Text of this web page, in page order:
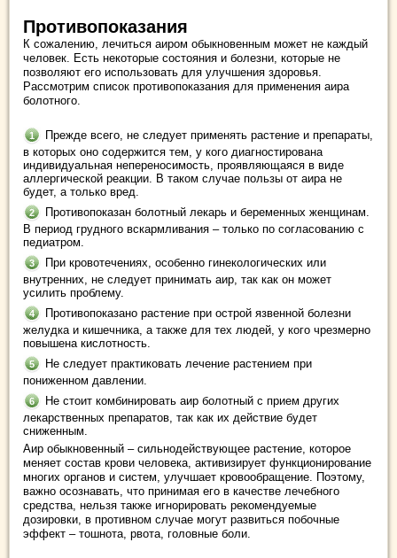
Противопоказания
К сожалению, лечиться аиром обыкновенным может не каждый
человек. Есть некоторые состояния и болезни, которые не
позволяют его использовать для улучшения здоровья.
Рассмотрим список противопоказания для применения аира
болотного.
Прежде всего, не следует применять растение и препараты,
в которых оно содержится тем, у кого диагностирована
индивидуальная непереносимость, проявляющаяся в виде
аллергической реакции. В таком случае пользы от аира не
будет, а только вред.
Противопоказан болотный лекарь и беременных женщинам.
В период грудного вскармливания – только по согласованию с
педиатром.
При кровотечениях, особенно гинекологических или
внутренних, не следует принимать аир, так как он может
усилить проблему.
Противопоказано растение при острой язвенной болезни
желудка и кишечника, а также для тех людей, у кого чрезмерно
повышена кислотность.
Не следует практиковать лечение растением при
пониженном давлении.
Не стоит комбинировать аир болотный с прием других
лекарственных препаратов, так как их действие будет
сниженным.
Аир обыкновенный – сильнодействующее растение, которое
меняет состав крови человека, активизирует функционирование
многих органов и систем, улучшает кровообращение. Поэтому,
важно осознавать, что принимая его в качестве лечебного
средства, нельзя также игнорировать рекомендуемые
дозировки, в противном случае могут развиться побочные
эффект – тошнота, рвота, головные боли.